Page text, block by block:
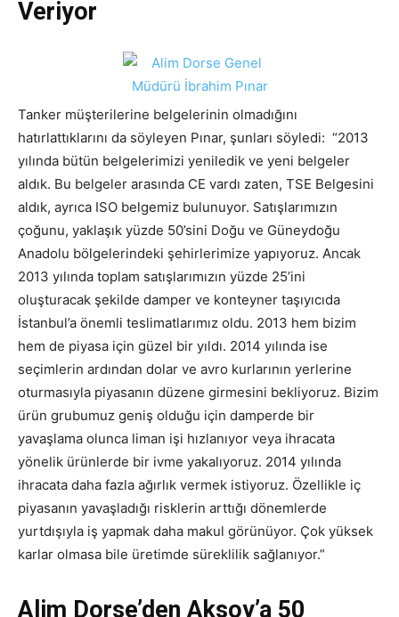
Veriyor
Tanker müşterilerine belgelerinin olmadığını
hatırlattıklarını da söyleyen Pınar, şunları söyledi: “2013
yılında bütün belgelerimizi yeniledik ve yeni belgeler
aldık. Bu belgeler arasında CE vardı zaten, TSE Belgesini
aldık, ayrıca ISO belgemiz bulunuyor. Satışlarımızın
çoğunu, yaklaşık yüzde 50’sini Doğu ve Güneydoğu
Anadolu bölgelerindeki şehirlerimize yapıyoruz. Ancak
2013 yılında toplam satışlarımızın yüzde 25’ini
oluşturacak şekilde damper ve konteyner taşıyıcıda
İstanbul’a önemli teslimatlarımız oldu. 2013 hem bizim
hem de piyasa için güzel bir yıldı. 2014 yılında ise
seçimlerin ardından dolar ve avro kurlarının yerlerine
oturmasıyla piyasanın düzene girmesini bekliyoruz. Bizim
ürün grubumuz geniş olduğu için damperde bir
yavaşlama olunca liman işi hızlanıyor veya ihracata
yönelik ürünlerde bir ivme yakalıyoruz. 2014 yılında
ihracata daha fazla ağırlık vermek istiyoruz. Özellikle iç
piyasanın yavaşladığı risklerin arttığı dönemlerde
yurtdışıyla iş yapmak daha makul görünüyor. Çok yüksek
karlar olmasa bile üretimde süreklilik sağlanıyor.”
Alim Dorse’den Aksoy’a 50